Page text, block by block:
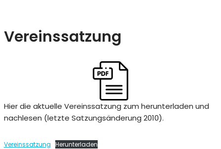
Vereinssatzung
Hier die aktuelle Vereinssatzung zum herunterladen und
nachlesen (letzte Satzungsänderung 2010).
Vereinssatzung Herunterladen